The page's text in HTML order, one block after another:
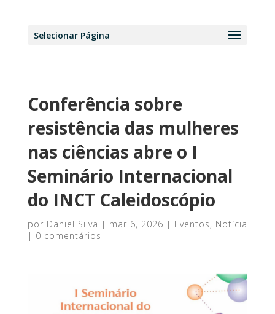
Selecionar Página
Conferência sobre
resistência das mulheres
nas ciências abre o I
Seminário Internacional
do INCT Caleidoscópio
por Daniel Silva | mar 6, 2026 | Eventos, Notícia
| 0 comentários